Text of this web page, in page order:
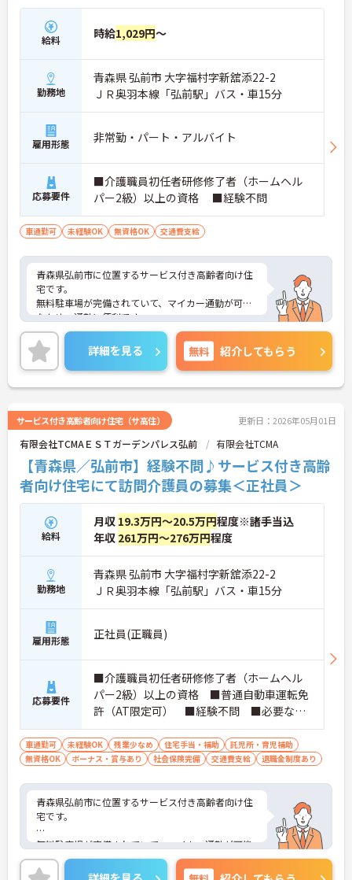
給料 時給1,029円～
勤務地
青森県 弘前市 大字福村字新舘添22-2
ＪＲ奥羽本線「弘前駅」バス・車15分
雇用形態 非常勤・パート・アルバイト
応募要件
■介護職員初任者研修修了者（ホームヘル
パー2級）以上の資格 ■経験不問
車通勤可 未経験OK 無資格OK 交通費支給
青森県弘前市に位置するサービス付き高齢者向け住
宅です。
無料駐車場が完備されていて、マイカー通勤が可能
なため、通勤に便利です。
実務経験はなくてもOK！現場で働きながら経験を積
んでいくことができます。
ご興味をお持ちの方はお気軽にお問い合わせくださ
い。
詳細を見る 無料 紹介してもらう
サービス付き高齢者向け住宅（サ高住） 更新日：2026年05月01日
有限会社TCMAＥＳＴガーデンパレス弘前 有限会社TCMA
【青森県／弘前市】経験不問♪サービス付き高齢
者向け住宅にて訪問介護員の募集＜正社員＞
給料
月収 19.3万円～20.5万円程度※諸手当込
年収 261万円～276万円程度
勤務地
青森県 弘前市 大字福村字新舘添22-2
ＪＲ奥羽本線「弘前駅」バス・車15分
雇用形態 正社員(正職員)
応募要件
■介護職員初任者研修修了者（ホームヘル
パー2級）以上の資格 ■普通自動車運転免
許（AT限定可） ■経験不問 ■必要なPC
スキル：Excel、Word、officeソフト操作が
できれば尚良し（必須ではありません）
車通勤可 未経験OK 残業少なめ 住宅手当・補助
託児所・育児補助
無資格OK
ボーナス・賞与あり 社会保険完備 交通費支給 退職金制度あり
青森県弘前市に位置するサービス付き高齢者向け住
宅です。
無料駐車場が完備されていて、マイカー通勤が可能
なため、通勤に便利です。